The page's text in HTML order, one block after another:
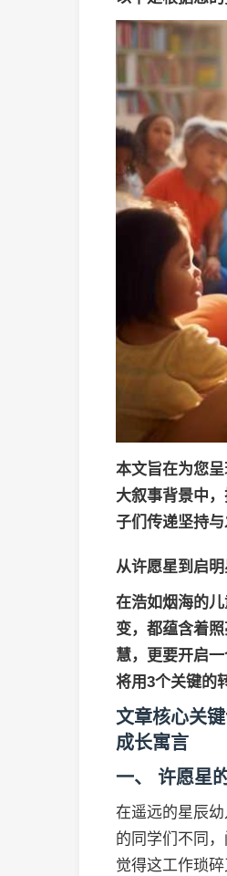
本文旨在为您
大叙事背景中
子们传递坚持与
从许愿星到启
在浩如烟海的
变，都蕴含着
慧，更要开启
将用3个关键的
文章核心关
成长寓言
一、 许愿星
在遥远的星辰
的同学们不同
觉得这工作琐